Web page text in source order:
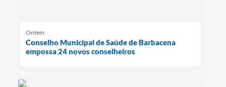
Ontem
Conselho Municipal de Saúde de Barbacena
empossa 24 novos conselheiros